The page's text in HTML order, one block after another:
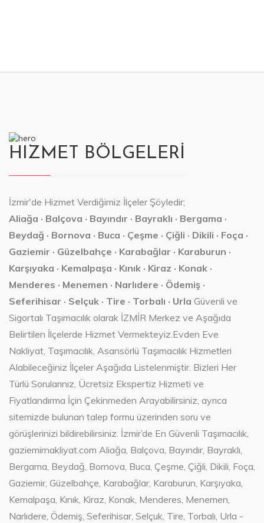
HIZMET BÖLGELERİ
İzmir'de Hizmet Verdiğimiz İlçeler Şöyledir;
Aliağa · Balçova · Bayındır · Bayraklı · Bergama ·
Beydağ · Bornova · Buca · Çeşme · Çiğli · Dikili · Foça ·
Gaziemir · Güzelbahçe · Karabağlar · Karaburun ·
Karşıyaka · Kemalpaşa · Kınık · Kiraz · Konak ·
Menderes · Menemen · Narlıdere · Ödemiş ·
Seferihisar · Selçuk · Tire · Torbalı · Urla Güvenli ve
Sigortalı Taşımacılık olarak İZMİR Merkez ve Aşağıda
Belirtilen İlçelerde Hizmet Vermekteyiz.Evden Eve
Nakliyat, Taşımacılık, Asansörlü Taşımacılık Hizmetleri
Alabileceğiniz İlçeler Aşağıda Listelenmiştir. Bizleri Her
Türlü Sorularınız, Ücretsiz Ekspertiz Hizmeti ve
Fiyatlandırma İçin Çekinmeden Arayabilirsiniz, ayrıca
sitemizde bulunan talep formu üzerinden soru ve
görüşlerinizi bildirebilirsiniz. İzmir’de En Güvenli Taşımacılık,
gaziemirnakliyat.com Aliağa, Balçova, Bayındır, Bayraklı,
Bergama, Beydağ, Bornova, Buca, Çeşme, Çiğli, Dikili, Foça,
Gaziemir, Güzelbahçe, Karabağlar, Karaburun, Karşıyaka,
Kemalpaşa, Kınık, Kiraz, Konak, Menderes, Menemen,
Narlıdere, Ödemiş, Seferihisar, Selçuk, Tire, Torbalı, Urla -